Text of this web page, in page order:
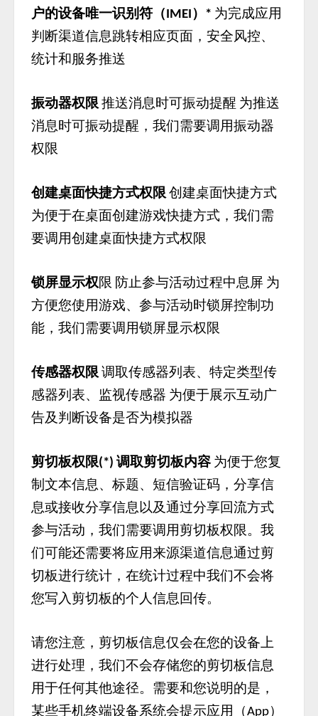
户的设备唯一识别符（IMEI ） * 为完成应用
判断渠道信息跳转相应页面，安全风控、
统计和服务推送
振动器权限 推送消息时可振动提醒 为推送
消息时可振动提醒，我们需要调用振动器
权限
创建桌面快捷方式权限 创建桌面快捷方式
为便于在桌面创建游戏快捷方式，我们需
要调用创建桌面快捷方式权限
锁屏显示权限 防止参与活动过程中息屏 为
方便您使用游戏、参与活动时锁屏控制功
能，我们需要调用锁屏显示权限
传感器权限 调取传感器列表、特定类型传
感器列表、监视传感器 为便于展示互动广
告及判断设备是否为模拟器
剪切板权限(*)调取剪切板内容 为便于您复
制文本信息、标题、短信验证码，分享信
息或接收分享信息以及通过分享回流方式
参与活动，我们需要调用剪切板权限。我
们可能还需要将应用来源渠道信息通过剪
切板进行统计，在统计过程中我们不会将
您写入剪切板的个人信息回传。
请您注意，剪切板信息仅会在您的设备上
进行处理，我们不会存储您的剪切板信息
用于任何其他途径。需要和您说明的是，
某些手机终端设备系统会提示应用（App）